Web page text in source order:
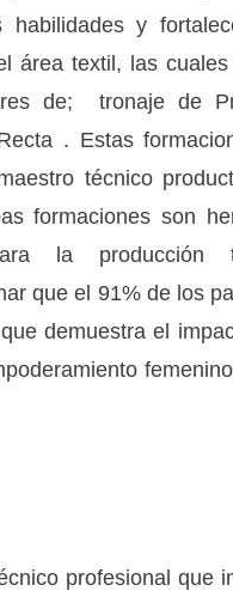
habilidades y
área textil, las
de; tronaje de
. Estas
técnico
formaciones son
la producción
que el 91% de los
demuestra el
profesional que